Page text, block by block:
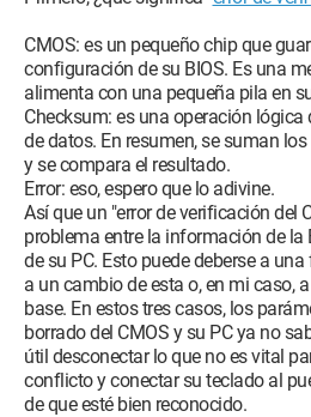
CMOS: es un pequeño chip que
configuración de su BIOS. Es una
alimenta con una pequeña pila en
Checksum: es una operación
de datos. En resumen, se suman
y se compara el resultado.
Error: eso, espero que lo adivine.
Así que un "error de verificación del
problema entre la información de la
de su PC. Esto puede deberse a
a un cambio de esta o, en mi caso,
base. En estos tres casos, los
borrado del CMOS y su PC ya no
útil desconectar lo que no es vital
conflicto y conectar su teclado al
de que esté bien reconocido.